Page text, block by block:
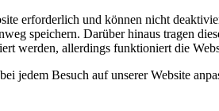
erforderlich und können nicht
speichern. Darüber hinaus tragen
werden, allerdings funktioniert die
jedem Besuch auf unserer Website